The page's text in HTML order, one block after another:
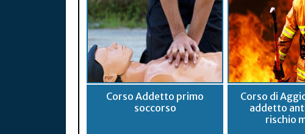
Corso Addetto primo
soccorso
Corso di
addetto
rischio